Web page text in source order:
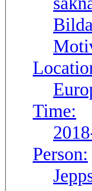
Time:
Person: